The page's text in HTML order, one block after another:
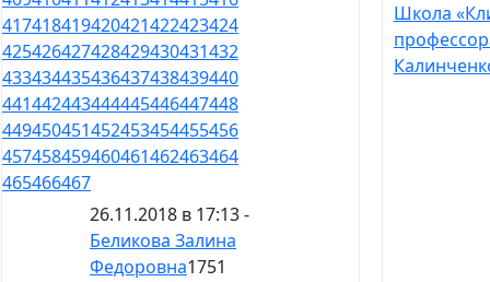
417418419420421422423424
425426427428429430431432
433434435436437438439440
441442443444445446447448
449450451452453454455456
457458459460461462463464
465466467
26.11.2018 в 17:13 -
Беликова Залина
Федоровна1751
Школа